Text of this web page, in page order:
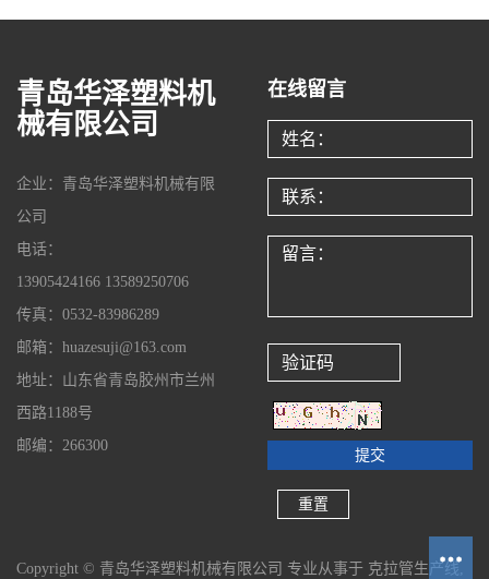
青岛华泽塑料机
械有限公司
企业：青岛华泽塑料机械有限
公司
电话：
13905424166 13589250706
传真：0532-83986289
邮箱：huazesuji@163.com
地址：山东省青岛胶州市兰州
西路1188号
邮编：266300
在线留言
Copyright © 青岛华泽塑料机械有限公司 专业从事于 克拉管生产线,